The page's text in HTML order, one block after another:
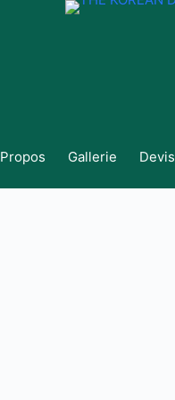
Gallerie Devis